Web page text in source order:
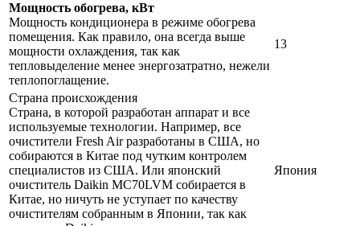
Мощность обогрева, кВт
Мощность кондиционера в режиме обогрева
помещения. Как правило, она всегда выше
мощности охлаждения, так как
тепловыделение менее энергозатратно, нежели
теплопоглащение.
13
Страна происхождения
Страна, в которой разработан аппарат и все
используемые технологии. Например, все
очистители Fresh Air разработаны в США, но
собираются в Китае под чутким контролем
специалистов из США. Или японский
очиститель Daikin MC70LVM собирается в
Китае, но ничуть не уступает по качеству
очистителям собранным в Японии, так как
Япония